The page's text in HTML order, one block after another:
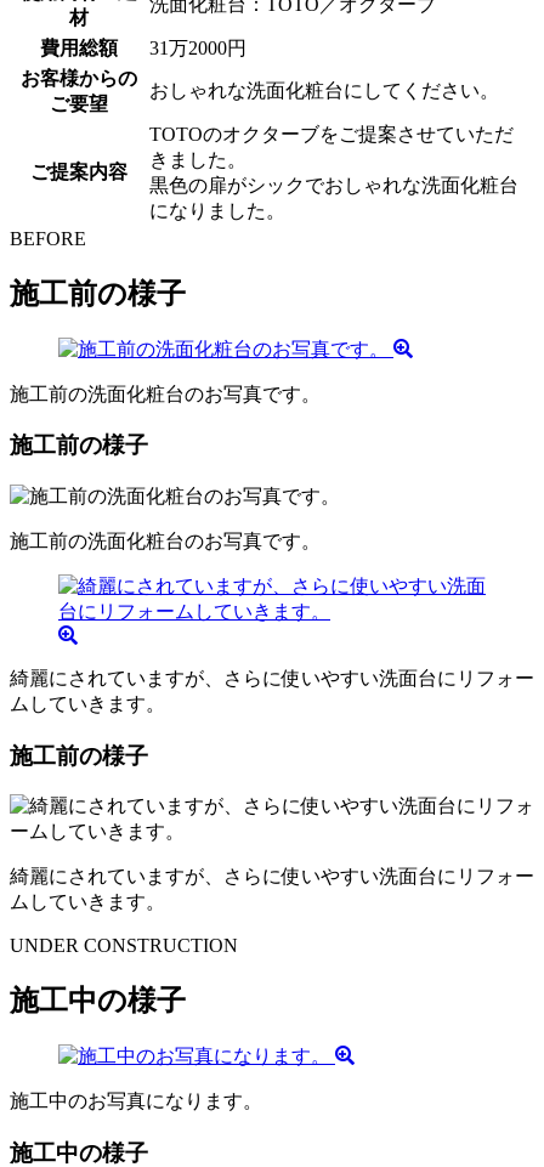
材
費用総額
31万2000円
お客様からの
ご要望
おしゃれな洗面化粧台にしてください。
ご提案内容
TOTOのオクターブをご提案させていただ
きました。
黒色の扉がシックでおしゃれな洗面化粧台
になりました。
BEFORE
施工前の様子
施工前の洗面化粧台のお写真です。
施工前の様子
施工前の洗面化粧台のお写真です。
綺麗にされていますが、さらに使いやすい洗面台にリフォー
ムしていきます。
施工前の様子
綺麗にされていますが、さらに使いやすい洗面台にリフォー
ムしていきます。
UNDER CONSTRUCTION
施工中の様子
施工中のお写真になります。
施工中の様子